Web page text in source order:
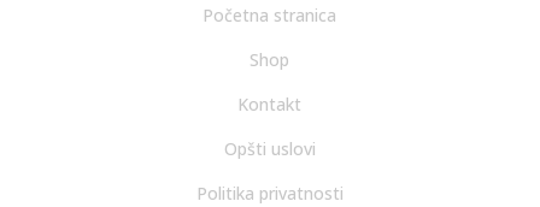
Početna stranica
Shop
Kontakt
Opšti uslovi
Politika privatnosti